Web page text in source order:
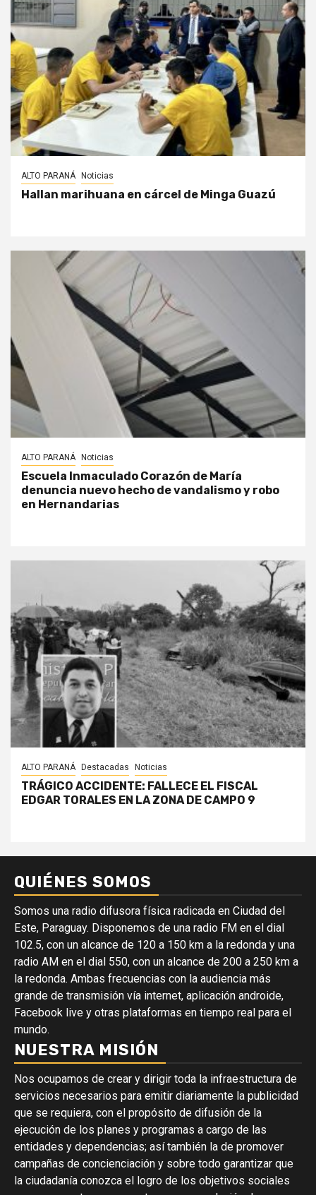
ALTO PARANÁ Noticias
Hallan marihuana en cárcel de Minga Guazú
ALTO PARANÁ Noticias
Escuela Inmaculado Corazón de María
denuncia nuevo hecho de vandalismo y robo
en Hernandarias
ALTO PARANÁ Destacadas Noticias
TRÁGICO ACCIDENTE: FALLECE EL FISCAL
EDGAR TORALES EN LA ZONA DE CAMPO 9
QUIÉNES SOMOS
Somos una radio difusora física radicada en Ciudad del
Este, Paraguay. Disponemos de una radio FM en el dial
102.5, con un alcance de 120 a 150 km a la redonda y una
radio AM en el dial 550, con un alcance de 200 a 250 km a
la redonda. Ambas frecuencias con la audiencia más
grande de transmisión vía internet, aplicación androide,
Facebook live y otras plataformas en tiempo real para el
mundo.
NUESTRA MISIÓN
Nos ocupamos de crear y dirigir toda la infraestructura de
servicios necesarios para emitir diariamente la publicidad
que se requiera, con el propósito de difusión de la
ejecución de los planes y programas a cargo de las
entidades y dependencias; así también la de promover
campañas de concienciación y sobre todo garantizar que
la ciudadanía conozca el logro de los objetivos sociales